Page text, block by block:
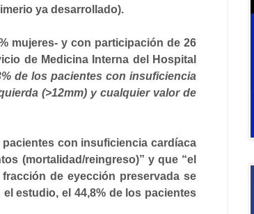
ya desarrollado).
mujeres- y con participación de26
de Medicina Interna del Hospital
de los pacientes con insuficiencia
(>12mm) y cualquier valor de
pacientes con insuficiencia cardíaca
(mortalidad/reingreso)” y que “el
de eyección preservada se
estudio, el 44,8% de los pacientes